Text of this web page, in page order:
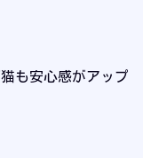
も安心感がアップ